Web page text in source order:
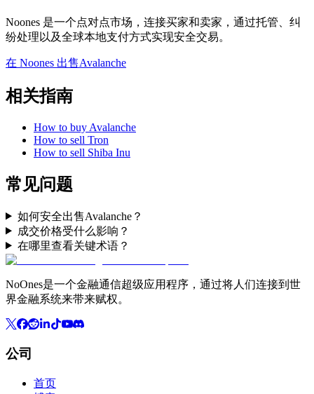
Noones 是一个点对点市场，连接买家和卖家，通过托管、纠
纷处理以及全球本地支付方式实现安全交易。
在 Noones 出售Avalanche
相关指南
How to buy Avalanche
How to sell Tron
How to sell Shiba Inu
常见问题
如何安全出售Avalanche？
成交价格受什么影响？
在哪里查看关键术语？
NoOnes是一个金融通信超级应用程序，通过将人们连接到世
界金融系统来带来赋权。
公司
首页